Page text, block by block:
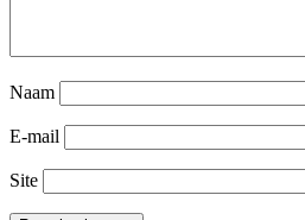
Naam
E-mail
Site